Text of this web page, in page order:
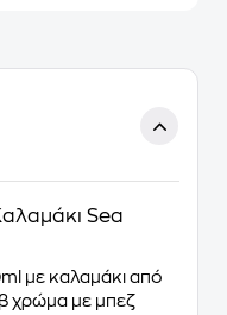
Sea
με καλαμάκι από
χρώμα με μπεζ